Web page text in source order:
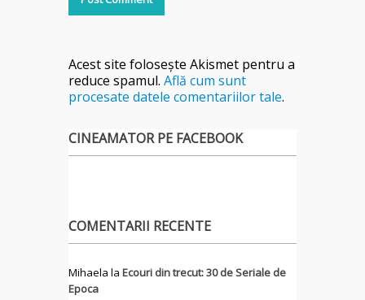
Acest site folosește Akismet pentru a
reduce spamul. Află cum sunt
procesate datele comentariilor tale.
CINEAMATOR PE FACEBOOK
COMENTARII RECENTE
Mihaela la Ecouri din trecut: 30 de Seriale de
Epoca